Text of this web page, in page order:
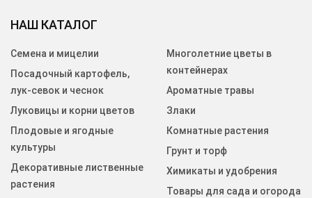
НАШ КАТАЛОГ
Семена и мицелии
Посадочный картофель,
лук-севок и чеснок
Луковицы и корни цветов
Плодовые и ягодные
культуры
Декоративные лиственные
растения
Многолетние цветы в
контейнерах
Ароматные травы
Злаки
Комнатные растения
Грунт и торф
Химикаты и удобрения
Товары для сада и огорода